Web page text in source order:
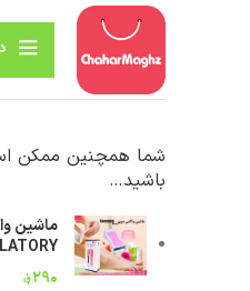
شما همچنین ممکن
باشید…
ماشین
۲۹۰؋